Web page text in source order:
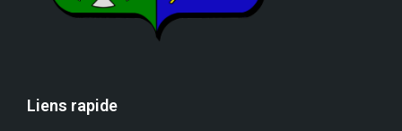
Liens rapide